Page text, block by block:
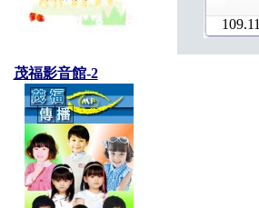
茂福影音館-2
109.11